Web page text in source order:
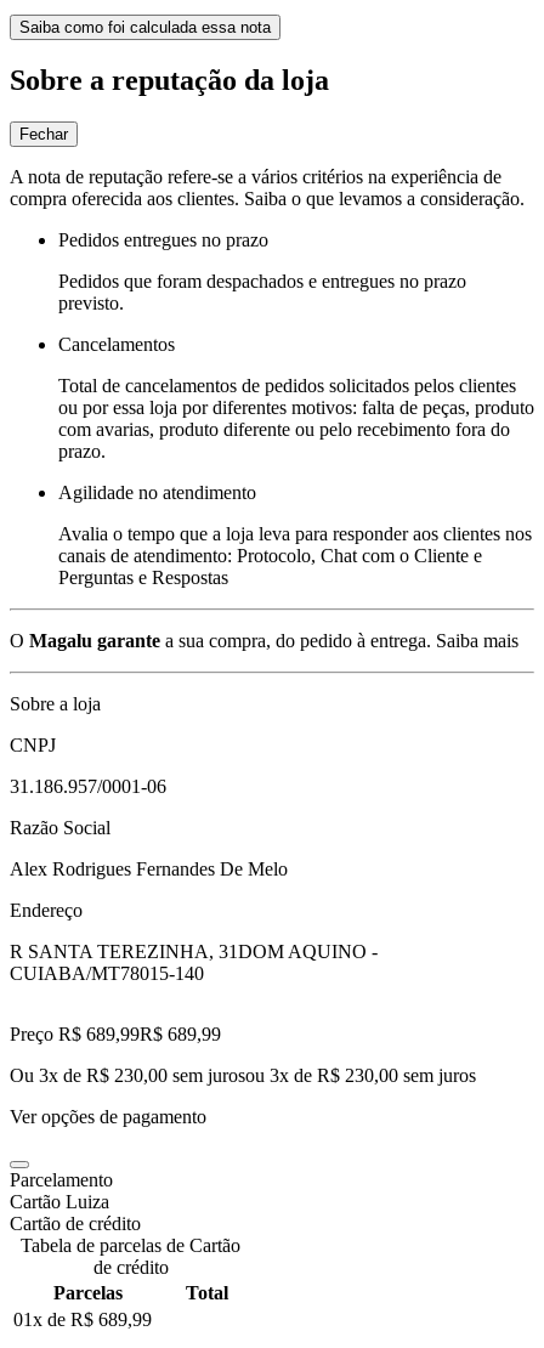
Saiba como foi calculada essa nota
Sobre a reputação da loja
Fechar
A nota de reputação refere-se a vários critérios na experiência de
compra oferecida aos clientes. Saiba o que levamos a consideração.
Pedidos entregues no prazo
Pedidos que foram despachados e entregues no prazo
previsto.
Cancelamentos
Total de cancelamentos de pedidos solicitados pelos clientes
ou por essa loja por diferentes motivos: falta de peças, produto
com avarias, produto diferente ou pelo recebimento fora do
prazo.
Agilidade no atendimento
Avalia o tempo que a loja leva para responder aos clientes nos
canais de atendimento: Protocolo, Chat com o Cliente e
Perguntas e Respostas
O Magalu garante a sua compra, do pedido à entrega. Saiba mais
Sobre a loja
CNPJ
31.186.957/0001-06
Razão Social
Alex Rodrigues Fernandes De Melo
Endereço
R SANTA TEREZINHA, 31DOM AQUINO -
CUIABA/MT78015-140
Preço R$ 689,99R$ 689,99
Ou 3x de R$ 230,00 sem jurosou 3x de R$ 230,00 sem juros
Ver opções de pagamento
Parcelamento
Cartão Luiza
Cartão de crédito
Tabela de parcelas de Cartão
de crédito
Parcelas
Total
01x de R$ 689,99